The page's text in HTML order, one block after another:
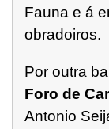
Fauna e á
obradoiros.
Por outra
Foro de
Antonio